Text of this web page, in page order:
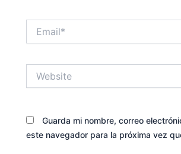
Guarda mi nombre, correo
este navegador para la próxima vez